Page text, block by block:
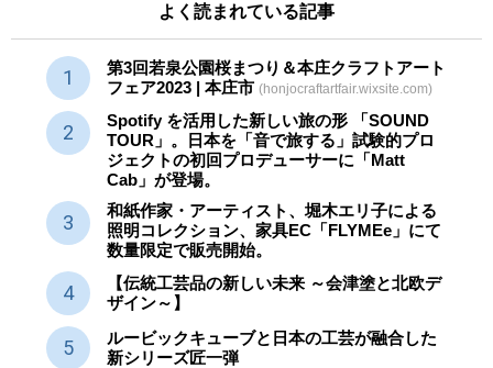
よく読まれている記事
第3回若泉公園桜まつり＆本庄クラフトアート
フェア2023 | 本庄市 (honjocraftartfair.wixsite.com)
Spotify を活用した新しい旅の形 「SOUND
TOUR」。日本を「音で旅する」試験的プロ
ジェクトの初回プロデューサーに「Matt
Cab」が登場。
和紙作家・アーティスト、堀木エリ子による
照明コレクション、家具EC「FLYMEe」にて
数量限定で販売開始。
【伝統工芸品の新しい未来 ～会津塗と北欧デ
ザイン～】
ルービックキューブと日本の工芸が融合した
新シリーズ匠一弾